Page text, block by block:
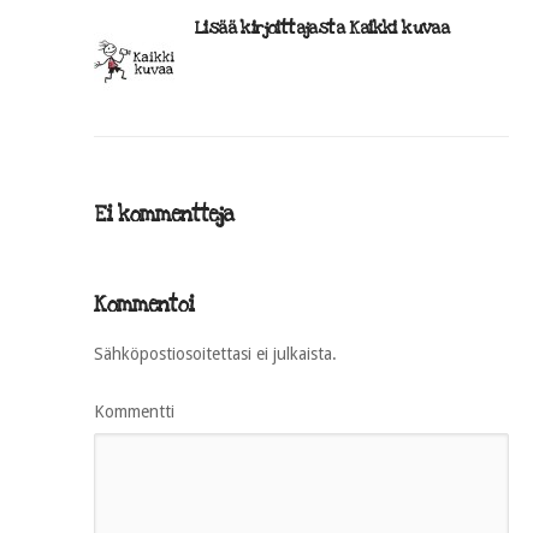
Lisää kirjoittajasta Kaikki kuvaa
Ei kommentteja
Kommentoi
Sähköpostiosoitettasi ei julkaista.
Kommentti